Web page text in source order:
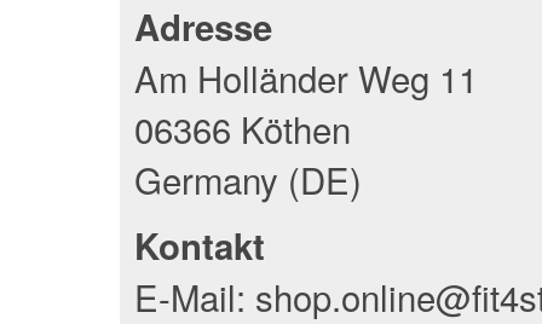
Adresse
Am Holländer Weg 11
06366 Köthen
Germany (DE)
Kontakt
E-Mail: